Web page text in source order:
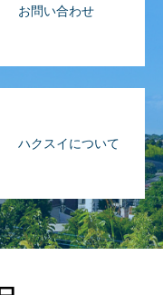
お問い合わせ
ハクスイについて